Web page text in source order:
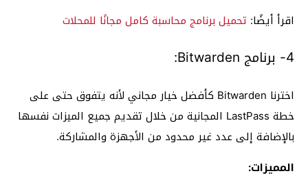
اقرأ أيضًا: تحميل برنامج محاسبة كامل مجانًا للمحلات
4- برنامج Bitwarden:
اخترنا Bitwarden كأفضل خيار مجاني لأنه يتفوق حتى على
خطة LastPass المجانية من خلال تقديم جميع الميزات نفسها
بالإضافة إلى عدد غير محدود من الأجهزة والمشاركة.
المميزات: